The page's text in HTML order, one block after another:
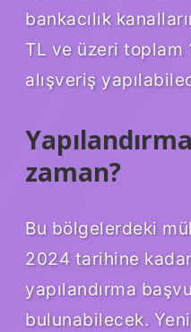
bankacılık
TL ve üzeri toplam
alışveriş
zaman?
Bu bölgelerdeki
2024 tarihine
yapılandırma
bulunabilecek.